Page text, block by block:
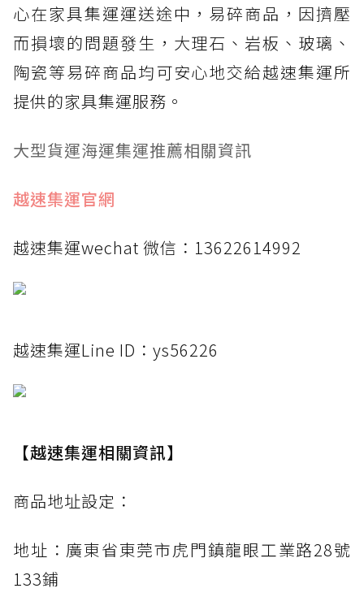
心在家具集運運送途中，易碎商品，因擠壓
而損壞的問題發生，大理石、岩板、玻璃、
陶瓷等易碎商品均可安心地交給越速集運所
提供的家具集運服務。
大型貨運海運集運推薦相關資訊
越速集運官網
越速集運wechat 微信：13622614992
越速集運Line ID：ys56226
【越速集運相關資訊】
商品地址設定：
地址：廣東省東莞市虎門鎮龍眼工業路28號
133鋪